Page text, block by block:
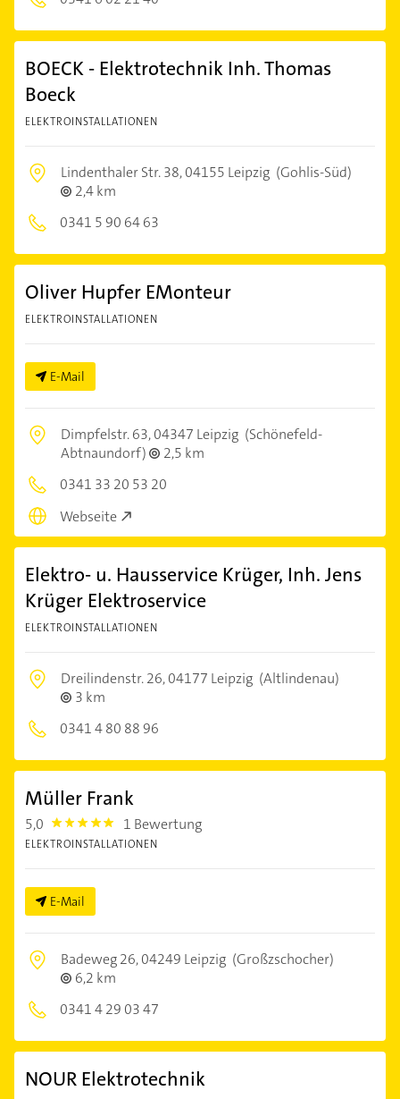
BOECK - Elektrotechnik Inh. Thomas
Boeck
ELEKTROINSTALLATIONEN
Lindenthaler Str. 38,04155 Leipzig (Gohlis-Süd)
2,4 km
0341 5 90 64 63
Oliver Hupfer EMonteur
ELEKTROINSTALLATIONEN
E-Mail
Dimpfelstr. 63,04347 Leipzig (Schönefeld-
Abtnaundorf)
2,5 km
0341 33 20 53 20
Webseite
Elektro- u. Hausservice Krüger, Inh. Jens
Krüger Elektroservice
ELEKTROINSTALLATIONEN
Dreilindenstr. 26,04177 Leipzig (Altlindenau)
3 km
0341 4 80 88 96
Müller Frank
5,0 5.0 1 Bewertung
ELEKTROINSTALLATIONEN
E-Mail
Badeweg 26,04249 Leipzig (Großzschocher)
6,2 km
0341 4 29 03 47
NOUR Elektrotechnik